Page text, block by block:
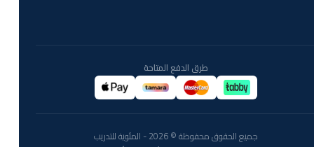
طرق الدفع المتاحة
جميع الحقوق محفوظة © 2026 - المئوية للتدريب